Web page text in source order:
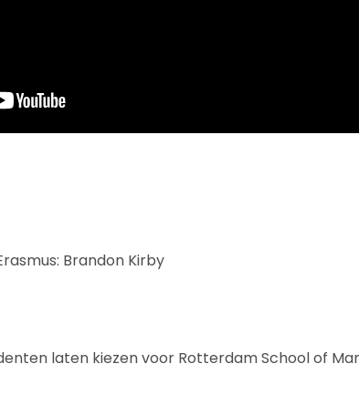
Brandon Kirby
laten kiezen voor Rotterdam School of